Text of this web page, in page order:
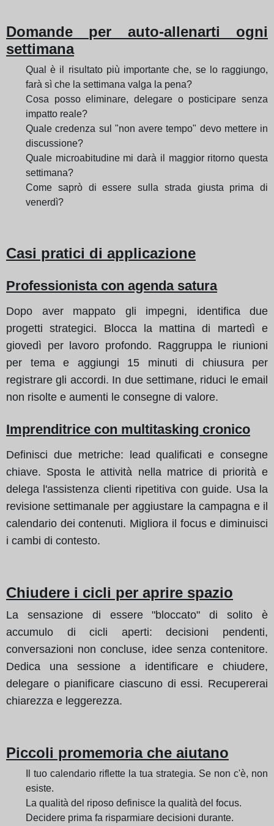
Domande per auto-allenarti ogni
settimana
Qual è il risultato più importante che, se lo raggiungo,
farà sì che la settimana valga la pena?
Cosa posso eliminare, delegare o posticipare senza
impatto reale?
Quale credenza sul "non avere tempo" devo mettere in
discussione?
Quale microabitudine mi darà il maggior ritorno questa
settimana?
Come saprò di essere sulla strada giusta prima di
venerdì?
Casi pratici di applicazione
Professionista con agenda satura
Dopo aver mappato gli impegni, identifica due
progetti strategici. Blocca la mattina di martedì e
giovedì per lavoro profondo. Raggruppa le riunioni
per tema e aggiungi 15 minuti di chiusura per
registrare gli accordi. In due settimane, riduci le email
non risolte e aumenti le consegne di valore.
Imprenditrice con multitasking cronico
Definisci due metriche: lead qualificati e consegne
chiave. Sposta le attività nella matrice di priorità e
delega l'assistenza clienti ripetitiva con guide. Usa la
revisione settimanale per aggiustare la campagna e il
calendario dei contenuti. Migliora il focus e diminuisci
i cambi di contesto.
Chiudere i cicli per aprire spazio
La sensazione di essere "bloccato" di solito è
accumulo di cicli aperti: decisioni pendenti,
conversazioni non concluse, idee senza contenitore.
Dedica una sessione a identificare e chiudere,
delegare o pianificare ciascuno di essi. Recupererai
chiarezza e leggerezza.
Piccoli promemoria che aiutano
Il tuo calendario riflette la tua strategia. Se non c'è, non
esiste.
La qualità del riposo definisce la qualità del focus.
Decidere prima fa risparmiare decisioni durante.